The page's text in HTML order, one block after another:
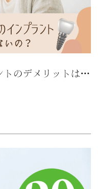
老後を考えた際のインプラントのデメリットは大きい？注意点も解説